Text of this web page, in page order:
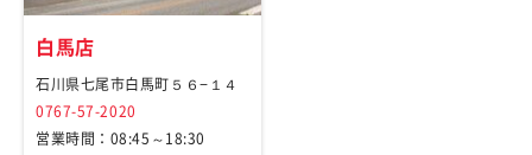
白馬店
石川県七尾市白馬町５６−１４
0767-57-2020
営業時間：08:45～18:30